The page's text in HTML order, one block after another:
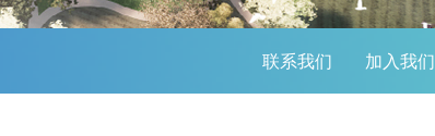
加入我们
联系我们